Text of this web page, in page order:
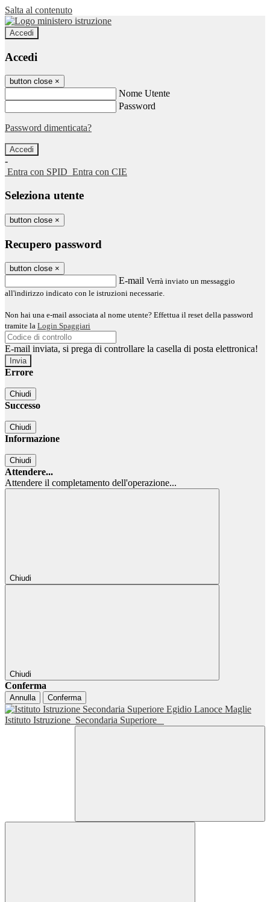
Salta al contenuto
Accedi
Accedi
button close ×
Nome Utente
Password
Password dimenticata?
-
Entra con SPID Entra con CIE
Seleziona utente
button close ×
Recupero password
button close ×
E-mail Verrà inviato un messaggio
all'indirizzo indicato con le istruzioni necessarie.
Non hai una e-mail associata al nome utente? Effettua il reset della password
tramite la Login Spaggiari
E-mail inviata, si prega di controllare la casella di posta elettronica!
Errore
Chiudi
Successo
Chiudi
Informazione
Chiudi
Attendere...
Attendere il completamento dell'operazione...
Chiudi
Chiudi
Conferma
Annulla Conferma
Istituto Istruzione Secondaria Superiore